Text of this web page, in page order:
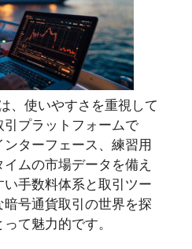
、使いやすさを重視して
プラットフォームで
ターフェース、練習用
ムの市場データを備え
手数料体系と取引ツー
号通貨取引の世界を探
て魅力的です。